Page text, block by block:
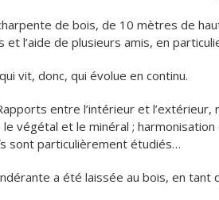
de bois, de 10 mètres de
l’aide de plusieurs amis, en
vit, donc, qui évolue en continu.
entre l’intérieur et
végétal et le minéral ;
sont particulièrement étudiés…
a été laissée au bois, en tant